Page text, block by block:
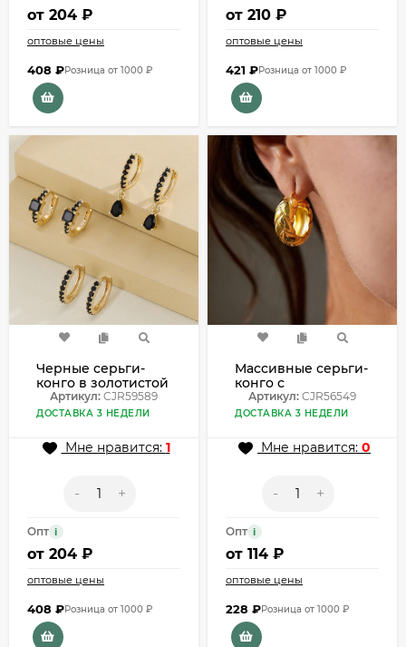
от 204 ₽
оптовые цены
408 ₽Розница от 1000 ₽
от 210 ₽
оптовые цены
421 ₽Розница от 1000 ₽
Черные серьги-
конго в золотистой
оправе CJR59589
Артикул: CJR59589
ДОСТАВКА 3 НЕДЕЛИ
Мне нравится: 1
- +
Опт i
от 204 ₽
оптовые цены
408 ₽Розница от 1000 ₽
Массивные серьги-
конго с
ромбовидной
насечкой CJR56549
Артикул: CJR56549
ДОСТАВКА 3 НЕДЕЛИ
Мне нравится: 0
- +
Опт i
от 114 ₽
оптовые цены
228 ₽Розница от 1000 ₽